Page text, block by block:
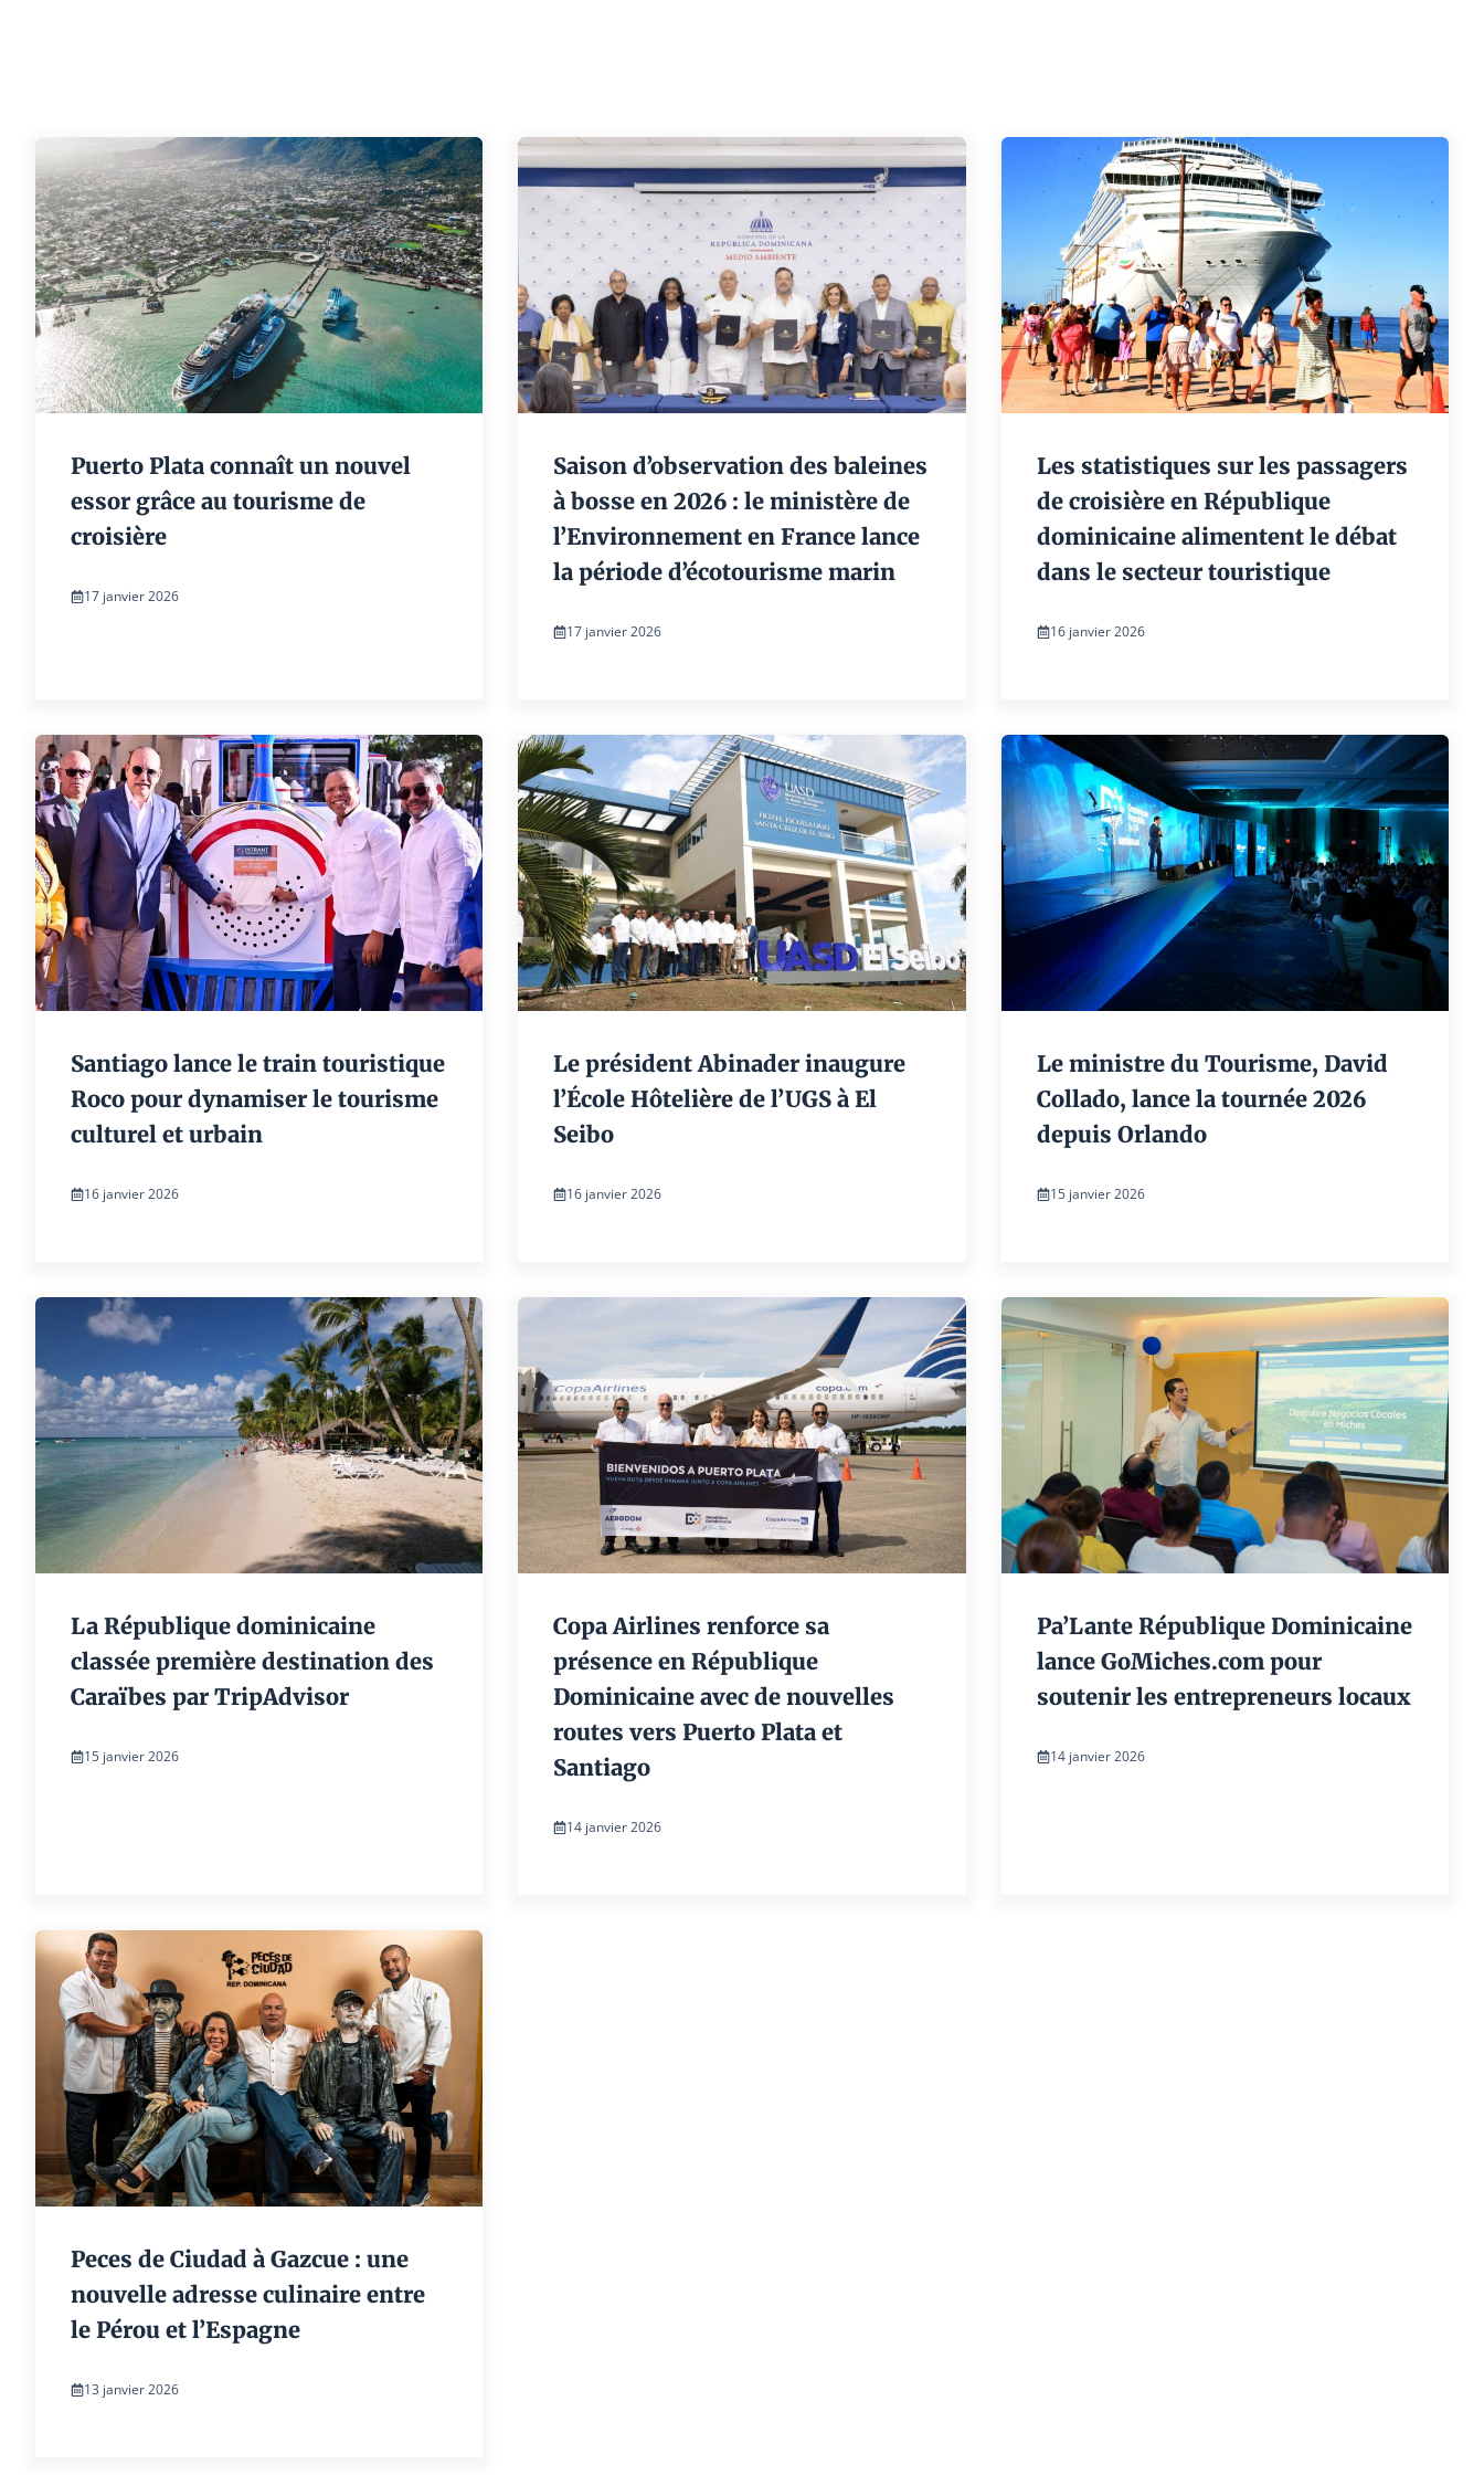
Puerto Plata connaît un nouvel
essor grâce au tourisme de
croisière
17 janvier 2026
Saison d’observation des baleines
à bosse en 2026 : le ministère de
l’Environnement en France lance
la période d’écotourisme marin
17 janvier 2026
Les statistiques sur les passagers
de croisière en République
dominicaine alimentent le débat
dans le secteur touristique
16 janvier 2026
Santiago lance le train touristique
Roco pour dynamiser le tourisme
culturel et urbain
16 janvier 2026
Le président Abinader inaugure
l’École Hôtelière de l’UGS à El
Seibo
16 janvier 2026
Le ministre du Tourisme, David
Collado, lance la tournée 2026
depuis Orlando
15 janvier 2026
La République dominicaine
classée première destination des
Caraïbes par TripAdvisor
15 janvier 2026
Copa Airlines renforce sa
présence en République
Dominicaine avec de nouvelles
routes vers Puerto Plata et
Santiago
14 janvier 2026
Pa’Lante République Dominicaine
lance GoMiches.com pour
soutenir les entrepreneurs locaux
14 janvier 2026
Peces de Ciudad à Gazcue : une
nouvelle adresse culinaire entre
le Pérou et l’Espagne
13 janvier 2026